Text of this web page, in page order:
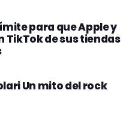
para que Apple y
TikTok de sus tiendas
Un mito del rock